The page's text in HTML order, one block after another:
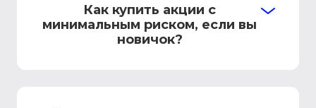
Как купить акции с
минимальным риском, если вы
новичок?